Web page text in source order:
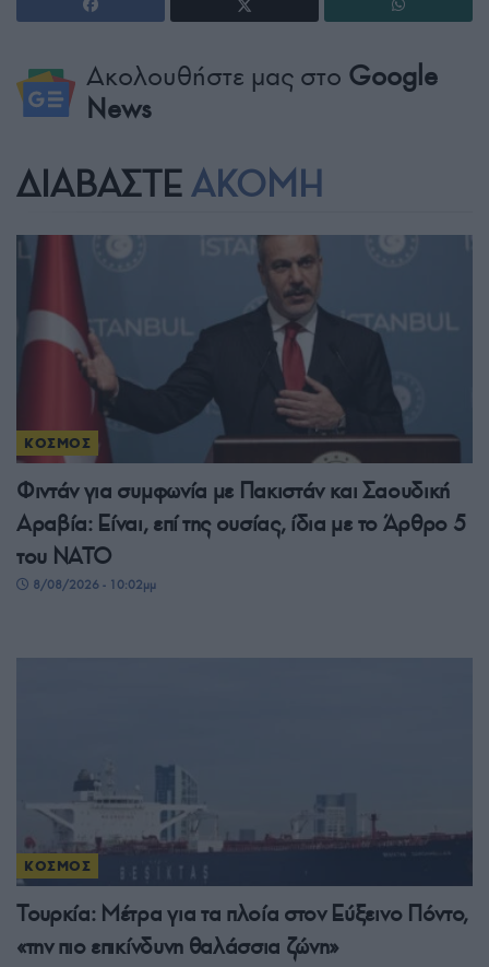
Ακολουθήστε μας στο Google
News
ΔΙΑΒΑΣΤΕ ΑΚΟΜΗ
ΚΟΣΜΟΣ
Φιντάν για συμφωνία με Πακιστάν και Σαουδική
Αραβία: Είναι, επί της ουσίας, ίδια με το Άρθρο 5
του ΝΑΤΟ
8/08/2026 - 10:02μμ
ΚΟΣΜΟΣ
Τουρκία: Μέτρα για τα πλοία στον Εύξεινο Πόντο,
«την πιο επικίνδυνη θαλάσσια ζώνη»